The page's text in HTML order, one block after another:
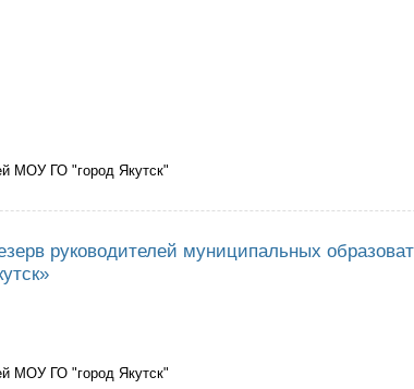
МОУ ГО "город Якутск"
конкурса на включение в кадровый резерв
руководителей муниципальных
МОУ ГО "город Якутск"